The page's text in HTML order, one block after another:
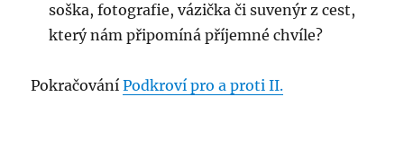
soška, fotografie, vázička či suvenýr z cest,
který nám připomíná příjemné chvíle?
PokračováníPodkroví pro a proti II.